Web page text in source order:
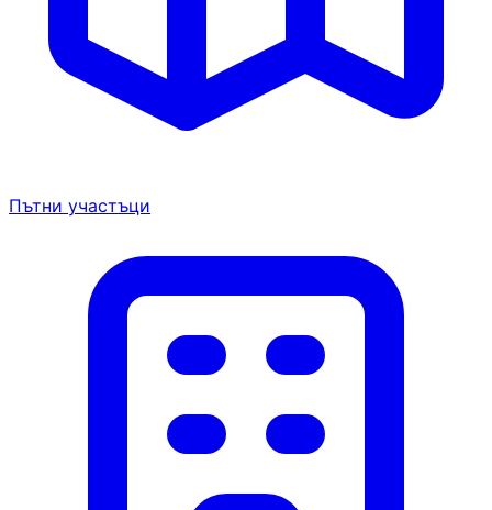
Пътни участъци